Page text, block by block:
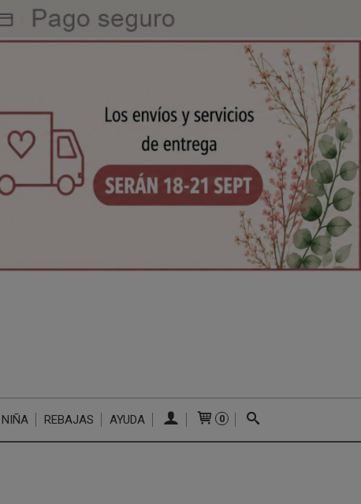
REBAJAS AYUDA 0